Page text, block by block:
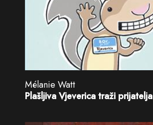
Mélanie Watt
Plašljiva Vjeverica traži prijatelja